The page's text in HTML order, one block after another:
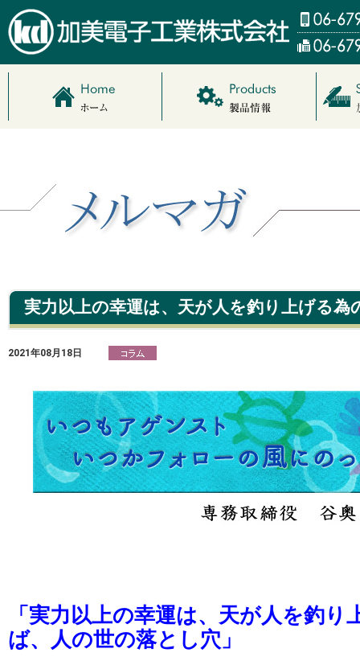
2021年08月18日
「実力以上の幸運は、天が人を釣
ば、人の世の落とし穴」